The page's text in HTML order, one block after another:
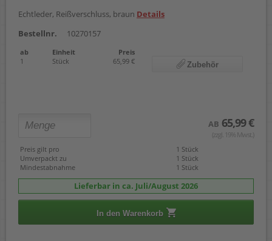
Echtleder, Reißverschluss, braun Details
Bestellnr.
10270157
ab Einheit
Preis
1
Stück 65,99 € Zubehör
AB 65,99 €
(zzgl. 19% Mwst.)
Preis gilt pro
1 Stück
Umverpackt zu
1 Stück
Mindestabnahme
1 Stück
Lieferbar in ca. Juli/August 2026
In den Warenkorb